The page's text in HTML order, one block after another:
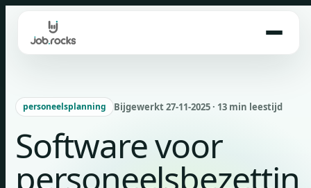
content
personeelsplanning Bijgewerkt 27-11-2025 · 13 min leestijd
Software voor
personeelsbezettin